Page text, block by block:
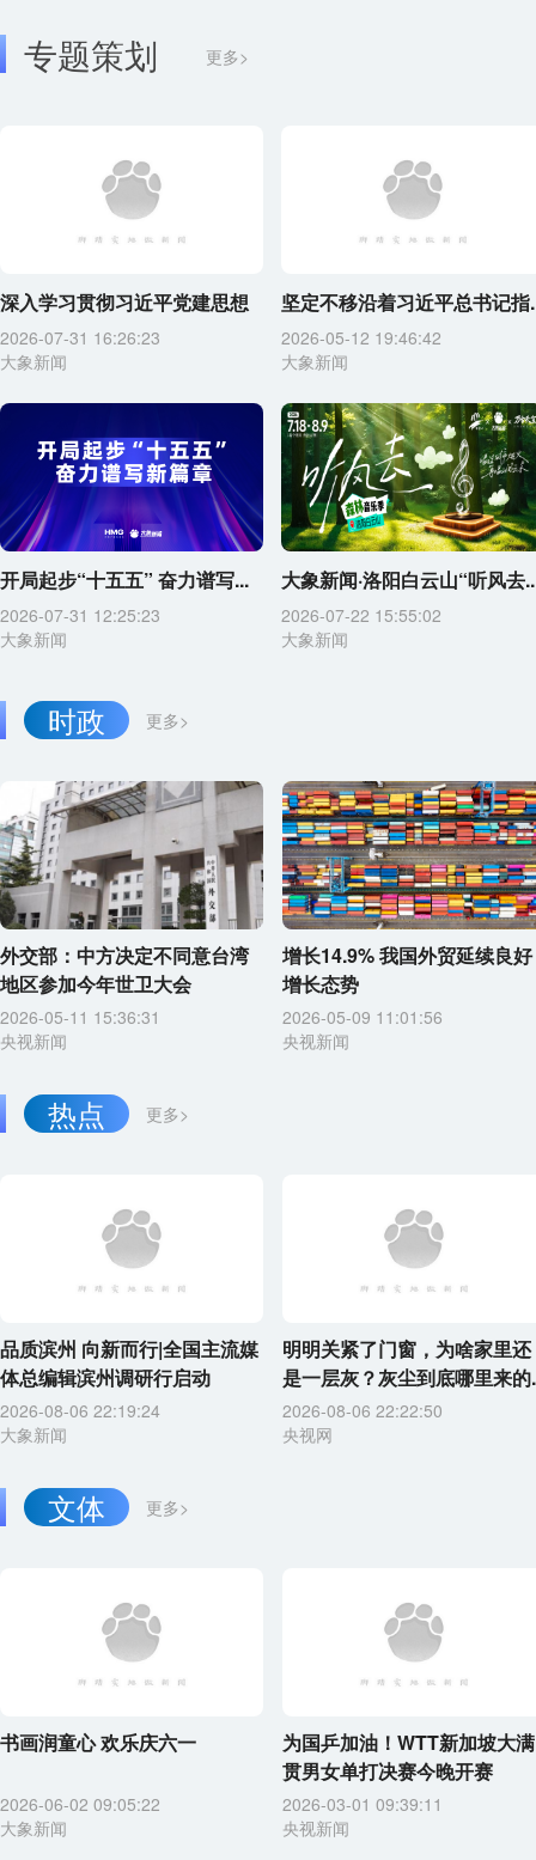
专题策划 更多>
深入学习贯彻习近平党建思想
2026-07-31 16:26:23
大象新闻
坚定不移沿着习近平总书记指
2026-05-12 19:46:42
大象新闻
开局起步“十五五” 奋力谱写...
2026-07-31 12:25:23
大象新闻
大象新闻·洛阳白云山“听风去
2026-07-22 15:55:02
大象新闻
更多>
时政
外交部：中方决定不同意台湾
地区参加今年世卫大会
2026-05-11 15:36:31
央视新闻
增长14.9% 我国外贸延续良好
增长态势
2026-05-09 11:01:56
央视新闻
更多>
热点
品质滨州 向新而行|全国主流媒
体总编辑滨州调研行启动
2026-08-06 22:19:24
大象新闻
明明关紧了门窗，为啥家里还
是一层灰？灰尘到底哪里来的
2026-08-06 22:22:50
央视网
更多>
文体
书画润童心 欢乐庆六一
2026-06-02 09:05:22
大象新闻
为国乒加油！WTT新加坡大满
贯男女单打决赛今晚开赛
2026-03-01 09:39:11
央视新闻